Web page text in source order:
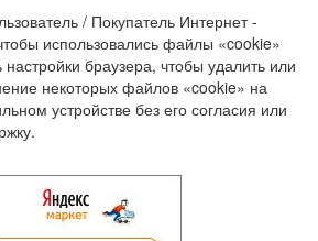
/ Покупатель Интернет -
использовались файлы «cookie»
браузера, чтобы удалить или
некоторых файлов «cookie» на
устройстве без его согласия или